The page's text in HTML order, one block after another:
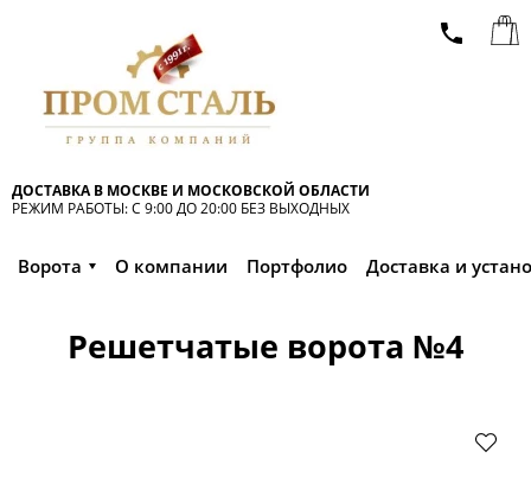
ДОСТАВКА В МОСКВЕ И МОСКОВСКОЙ ОБЛАСТИ
РЕЖИМ РАБОТЫ: С 9:00 ДО 20:00 БЕЗ ВЫХОДНЫХ
Ворота О компании Портфолио Доставка и
Решетчатые ворота №4